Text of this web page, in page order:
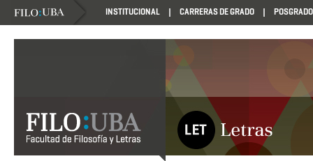
INSTITUCIONAL CARRERAS DE GRADO POSGRADO